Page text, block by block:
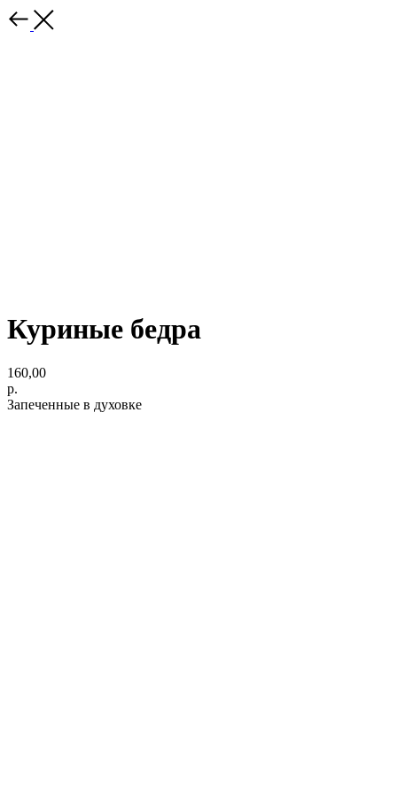
Куриные бедра
160,00
р.
Запеченные в духовке